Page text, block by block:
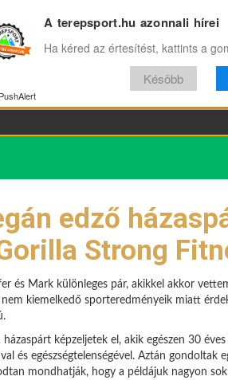
ENG Reviews
ÉLETMÓD
edző
Strong
és Mark különleges pár, akikkel akkor
kiemelkedő sporteredményeik miatt
házaspárt képzeljetek el, akik egészen 30
és egészségtelenségével. Aztán
mondhatják, hogy a példájuk nagyon
A terepsport.hu azonnali hírei
Ha kéred az értesítést, kattints a
Késöbb